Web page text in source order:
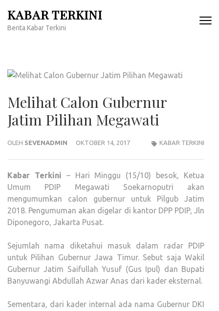
konten
KABAR TERKINI
Berita Kabar Terkini
Melihat Calon Gubernur
Jatim Pilihan Megawati
OLEH SEVENADMIN OKTOBER 14, 2017 KABAR TERKINI
Kabar Terkini – Hari Minggu (15/10) besok, Ketua
Umum PDIP Megawati Soekarnoputri akan
mengumumkan calon gubernur untuk Pilgub Jatim
2018. Pengumuman akan digelar di kantor DPP PDIP, Jln
Diponegoro, Jakarta Pusat.
Sejumlah nama diketahui masuk dalam radar PDIP
untuk Pilihan Gubernur Jawa Timur. Sebut saja Wakil
Gubernur Jatim Saifullah Yusuf (Gus Ipul) dan Bupati
Banyuwangi Abdullah Azwar Anas dari kader eksternal.
Sementara, dari kader internal ada nama Gubernur DKI